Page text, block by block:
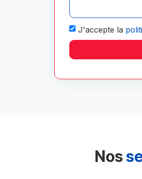
J'accepte la
Nos